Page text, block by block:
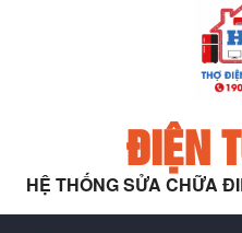
ĐIỆN
HỆ THỐNG SỬA CHỮA